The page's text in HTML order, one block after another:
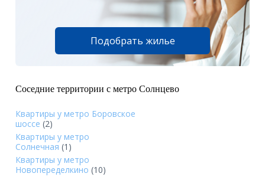
Подобрать жилье
Соседние территории с метро Солнцево
Квартиры у метро Боровское
шоссе (2)
Квартиры у метро
Солнечная (1)
Квартиры у метро
Новопеределкино (10)